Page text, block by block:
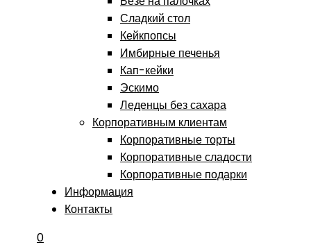
Сладкий стол
Кейкпопсы
Имбирные печенья
Кап-кейки
Эскимо
Леденцы без сахара
Корпоративным клиентам
Корпоративные торты
Корпоративные сладости
Корпоративные подарки
Информация
Контакты
0